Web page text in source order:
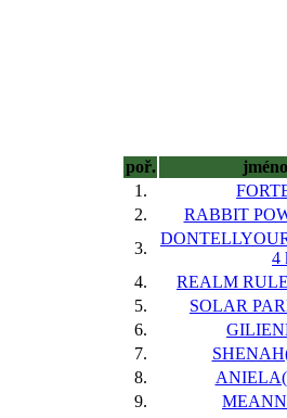
poř.
1.
2.
RABBIT
3.
4
4. REALM
5.
SOLAR
6.
7.
8.
9.